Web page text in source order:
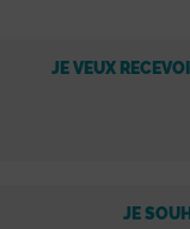
JE VEUX
JE